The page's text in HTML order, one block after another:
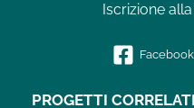
Iscrizione
Facebook
PROGETTI CORRELATI